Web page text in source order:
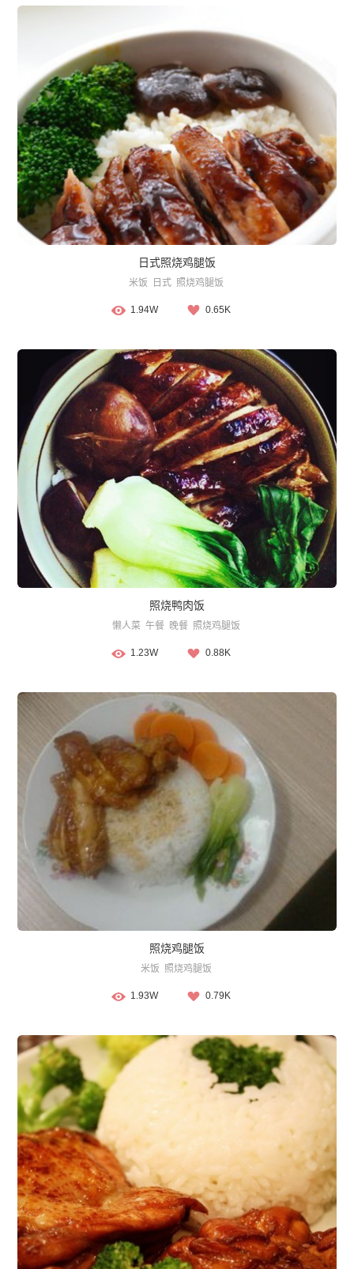
日式照烧鸡腿饭
米饭 日式 照烧鸡腿饭
1.94W 0.65K
照烧鸭肉饭
懒人菜 午餐 晚餐 照烧鸡腿饭
1.23W 0.88K
照烧鸡腿饭
米饭 照烧鸡腿饭
1.93W 0.79K